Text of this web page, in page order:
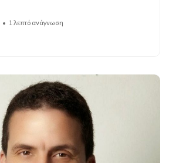
1 λεπτό ανάγνωση